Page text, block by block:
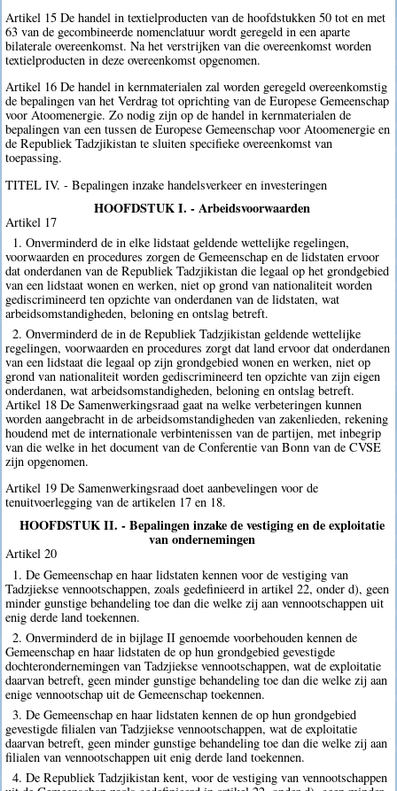
Artikel 15 De handel in textielproducten van de hoofdstukken 50 tot en met
63 van de gecombineerde nomenclatuur wordt geregeld in een aparte
bilaterale overeenkomst. Na het verstrijken van die overeenkomst worden
textielproducten in deze overeenkomst opgenomen.
Artikel 16 De handel in kernmaterialen zal worden geregeld overeenkomstig
de bepalingen van het Verdrag tot oprichting van de Europese Gemeenschap
voor Atoomenergie. Zo nodig zijn op de handel in kernmaterialen de
bepalingen van een tussen de Europese Gemeenschap voor Atoomenergie en
de Republiek Tadzjikistan te sluiten specifieke overeenkomst van
toepassing.
TITEL IV. - Bepalingen inzake handelsverkeer en investeringen
HOOFDSTUK I. - Arbeidsvoorwaarden
Artikel 17
1. Onverminderd de in elke lidstaat geldende wettelijke regelingen,
voorwaarden en procedures zorgen de Gemeenschap en de lidstaten ervoor
dat onderdanen van de Republiek Tadzjikistan die legaal op het grondgebied
van een lidstaat wonen en werken, niet op grond van nationaliteit worden
gediscrimineerd ten opzichte van onderdanen van de lidstaten, wat
arbeidsomstandigheden, beloning en ontslag betreft.
2. Onverminderd de in de Republiek Tadzjikistan geldende wettelijke
regelingen, voorwaarden en procedures zorgt dat land ervoor dat onderdanen
van een lidstaat die legaal op zijn grondgebied wonen en werken, niet op
grond van nationaliteit worden gediscrimineerd ten opzichte van zijn eigen
onderdanen, wat arbeidsomstandigheden, beloning en ontslag betreft.
Artikel 18 De Samenwerkingsraad gaat na welke verbeteringen kunnen
worden aangebracht in de arbeidsomstandigheden van zakenlieden, rekening
houdend met de internationale verbintenissen van de partijen, met inbegrip
van die welke in het document van de Conferentie van Bonn van de CVSE
zijn opgenomen.
Artikel 19 De Samenwerkingsraad doet aanbevelingen voor de
tenuitvoerlegging van de artikelen 17 en 18.
HOOFDSTUK II. - Bepalingen inzake de vestiging en de exploitatie
van ondernemingen
Artikel 20
1. De Gemeenschap en haar lidstaten kennen voor de vestiging van
Tadzjiekse vennootschappen, zoals gedefinieerd in artikel 22, onder d), geen
minder gunstige behandeling toe dan die welke zij aan vennootschappen uit
enig derde land toekennen.
2. Onverminderd de in bijlage II genoemde voorbehouden kennen de
Gemeenschap en haar lidstaten de op hun grondgebied gevestigde
dochterondernemingen van Tadzjiekse vennootschappen, wat de exploitatie
daarvan betreft, geen minder gunstige behandeling toe dan die welke zij aan
enige vennootschap uit de Gemeenschap toekennen.
3. De Gemeenschap en haar lidstaten kennen de op hun grondgebied
gevestigde filialen van Tadzjiekse vennootschappen, wat de exploitatie
daarvan betreft, geen minder gunstige behandeling toe dan die welke zij aan
filialen van vennootschappen uit enig derde land toekennen.
4. De Republiek Tadzjikistan kent, voor de vestiging van vennootschappen